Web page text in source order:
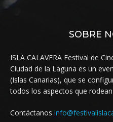
SOBRE
ISLA CALAVERA Festival de
Ciudad de la Laguna es un
(Islas Canarias), que se
todos los aspectos que
Contáctanos